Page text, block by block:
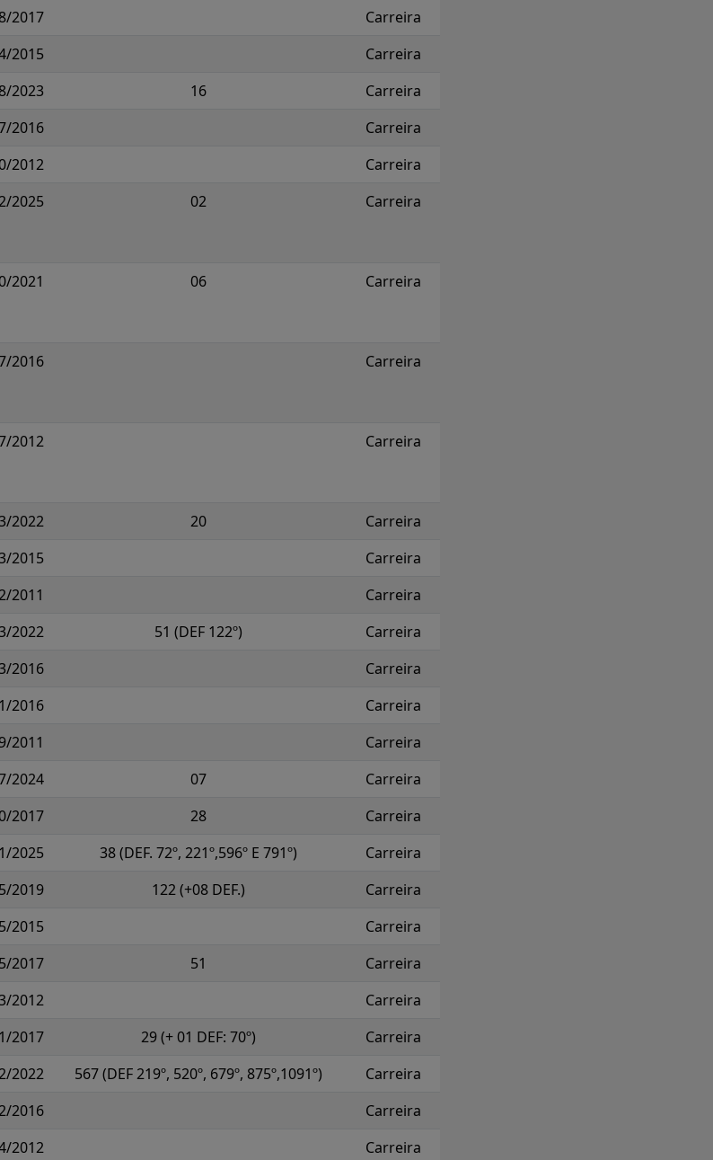
2017
Carreira
2015
Carreira
2023 16
Carreira
2016
Carreira
2012
Carreira
2025 02 Carreira
2021 06 Carreira
2016 Carreira
2012 Carreira
2022 20
Carreira
2015
Carreira
2011
Carreira
2022 51 (DEF 122º)
Carreira
2016
Carreira
2016
Carreira
2011
Carreira
2024 07
Carreira
2017 28
Carreira
2025 38 (DEF. 72º, 221º,596º E 791º)
Carreira
2019 122 (+08 DEF.)
Carreira
2015
Carreira
2017 51
Carreira
2012
Carreira
2017 29 (+ 01 DEF: 70º)
Carreira
2022 567 (DEF 219º, 520º, 679º, 875º,1091º)
Carreira
2016
Carreira
2012 Carreira